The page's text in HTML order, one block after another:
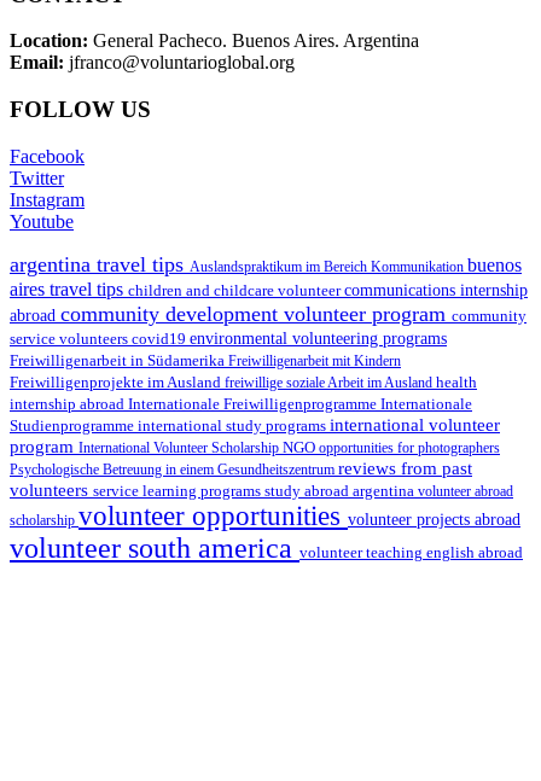
Location: General Pacheco. Buenos Aires. Argentina
Email: jfranco@voluntarioglobal.org
FOLLOW US
Facebook
Twitter
Instagram
Youtube
argentina travel tips Auslandspraktikum im Bereich Kommunikation buenos
aires travel tips children and childcare volunteercommunications internship
abroad community development volunteer program community
service volunteers covid19 environmental volunteering programs
Freiwilligenarbeit in Südamerika Freiwilligenarbeit mit Kindern
Freiwilligenprojekte im Ausland freiwillige soziale Arbeit im Ausland health
internship abroad Internationale Freiwilligenprogramme Internationale
Studienprogramme international study programs international volunteer
program International Volunteer Scholarship NGO opportunities for photographers
Psychologische Betreuung in einem Gesundheitszentrum reviews from past
volunteers service learning programs study abroad argentina volunteer abroad
scholarship volunteer opportunities volunteer projects abroad
volunteer south america volunteer teaching english abroad